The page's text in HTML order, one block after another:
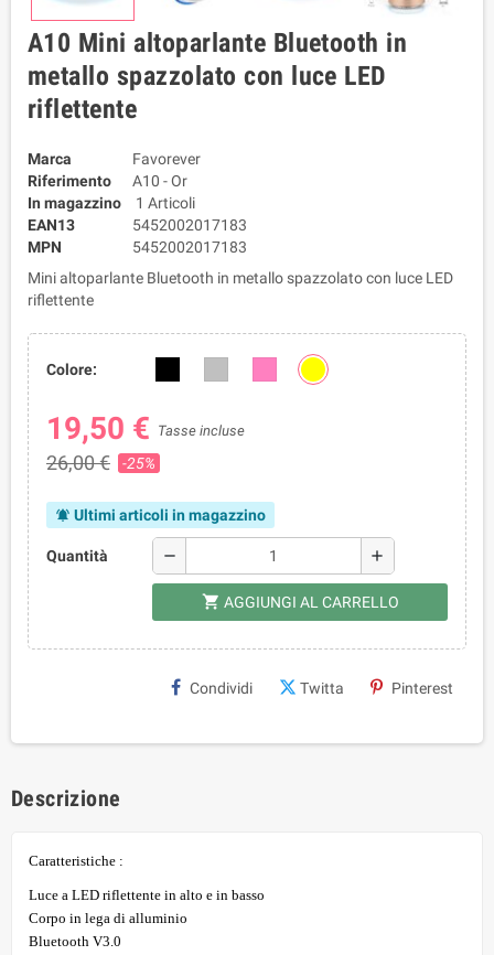
A10 Mini altoparlante Bluetooth in
metallo spazzolato con luce LED
riflettente
Marca
Favorever
Riferimento
A10 - Or
In magazzino
1 Articoli
EAN13
5452002017183
MPN
5452002017183
Mini altoparlante Bluetooth in metallo spazzolato con luce LED
riflettente
Colore:
19,50 € Tasse incluse
26,00 € -25%
notifications_active Ultimi articoli in magazzino
Quantità remove add
shopping_cart AGGIUNGI AL CARRELLO
Condividi Twitta Pinterest
Descrizione
Caratteristiche :
Luce a LED riflettente in alto e in basso
Corpo in lega di alluminio
Bluetooth V3.0